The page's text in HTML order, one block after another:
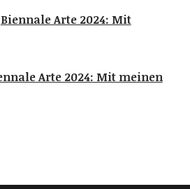
Biennale Arte 2024: Mit
Arte 2024: Mit meinen